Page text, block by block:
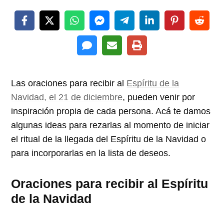
Las oraciones para recibir al Espíritu de la
Navidad, el 21 de diciembre, pueden venir por
inspiración propia de cada persona. Acá te damos
algunas ideas para rezarlas al momento de iniciar
el ritual de la llegada del Espíritu de la Navidad o
para incorporarlas en la lista de deseos.
Oraciones para recibir al Espíritu
de la Navidad